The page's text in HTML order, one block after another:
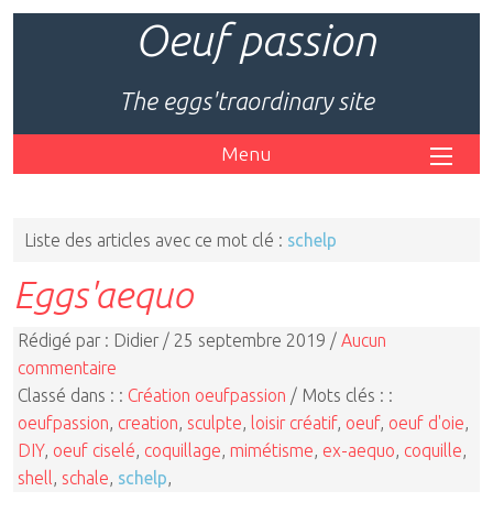
Oeuf passion
The eggs'traordinary site
Menu
Liste des articles avec ce mot clé : schelp
Eggs'aequo
Rédigé par : Didier / 25 septembre 2019 / Aucun
commentaire
Classé dans : : Création oeufpassion / Mots clés : :
oeufpassion creation sculpte loisir créatif, oeuf, oeuf d'oie
DIY, oeuf ciselé coquillage mimétisme ex-aequo coquille
shell
schale schelp